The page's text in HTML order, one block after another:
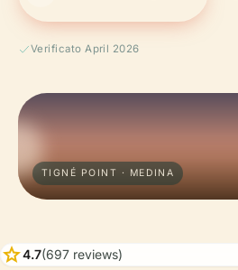
Verificato April 2026
TIGNÉ POINT · MEDINA
star4.7(697 reviews)